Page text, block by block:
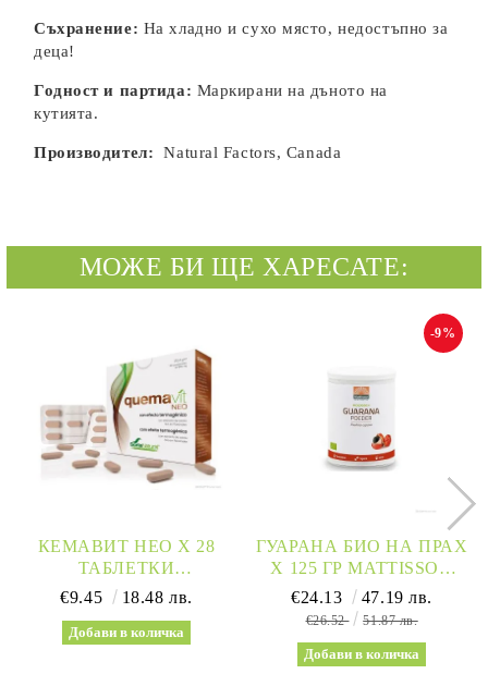
Съхранение: На хладно и сухо място, недостъпно за
деца!
Годност и партида: Маркирани на дъното на
кутията.
Производител: Natural Factors, Canada
МОЖЕ БИ ЩЕ ХАРЕСАТЕ:
КЕМАВИТ НЕО Х 28
ТАБЛЕТКИ
(ОСЛАБВАНЕ) СОРИА
NEO
€9.45 18.48 лв.
ГУАРАНА БИО НА ПРАХ
Х 125 ГР MATTISSON
HEALTHSTYLE
-9%
€24.13 47.19 лв.
€26.52 51.87 лв.